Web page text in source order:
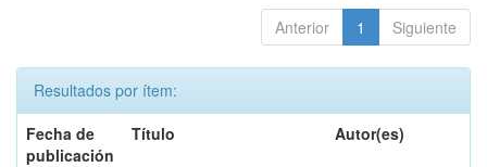
Anterior 1 Siguiente
Resultados por ítem:
Fecha de
publicación
Título Autor(es)